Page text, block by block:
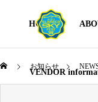
HOME
VENDOR
お知らせ